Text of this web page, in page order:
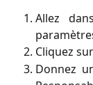
Allez
Cliquez sur
Donnez